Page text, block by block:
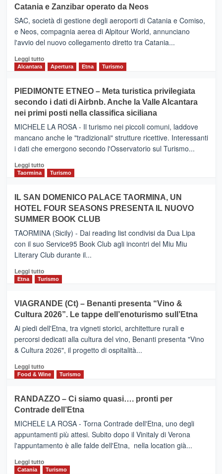
Catania e Zanzibar operato da Neos
SAC, società di gestione degli aeroporti di Catania e Comiso,
e Neos, compagnia aerea di Alpitour World, annunciano
l'avvio del nuovo collegamento diretto tra Catania...
Leggi tuttoLeggi
CATANIA
–
Inaugurato
il
nuovo
collegamento
tra
e
Zanzibar
da
Neos
Alcantara Apertura Etna Turismo
PIEDIMONTE ETNEO – Meta turistica privilegiata
secondo i dati di Airbnb. Anche la Valle Alcantara
nei primi posti nella classifica siciliana
MICHELE LA ROSA - Il turismo nei piccoli comuni, laddove
mancano anche le "tradizionali" strutture ricettive. Interessanti
i dati che emergono secondo l'Osservatorio sul Turismo...
Leggi tuttoLeggi
PIEDIMONTE
ETNEO
–
Meta
turistica
privilegiata
secondo
dati
di
Anche
la
Alcantara
nei
primi
nella
classifica
Taormina Turismo
IL SAN DOMENICO PALACE TAORMINA, UN
HOTEL FOUR SEASONS PRESENTA IL NUOVO
SUMMER BOOK CLUB
TAORMINA (Sicily) - Dai reading list condivisi da Dua Lipa
con il suo Service95 Book Club agli incontri del Miu Miu
Literary Club durante il...
Leggi tuttoLeggi
di
IL
SAN
DOMENICO
PALACE
TAORMINA,
UN
HOTEL
FOUR
IL
NUOVO
SUMMER
CLUB
Etna Turismo
VIAGRANDE (Ct) – Benanti presenta “Vino &
Cultura 2026”. Le tappe dell’enoturismo sull’Etna
Ai piedi dell'Etna, tra vigneti storici, architetture rurali e
percorsi dedicati alla cultura del vino, Benanti presenta "Vino
& Cultura 2026", il progetto di ospitalità...
Leggi tuttoLeggi
di
VIAGRANDE
(Ct)
–
Benanti
presenta
“Vino
&
Cultura
Food & Wine Turismo
RANDAZZO – Ci siamo quasi…. pronti per
Contrade dell’Etna
MICHELE LA ROSA - Torna Contrade dell'Etna, uno degli
appuntamenti più attesi. Subito dopo il Vinitaly di Verona
l'appuntamento è alle falde dell'Etna, nella location già...
Leggi tuttoLeggi
di
Catania Turismo